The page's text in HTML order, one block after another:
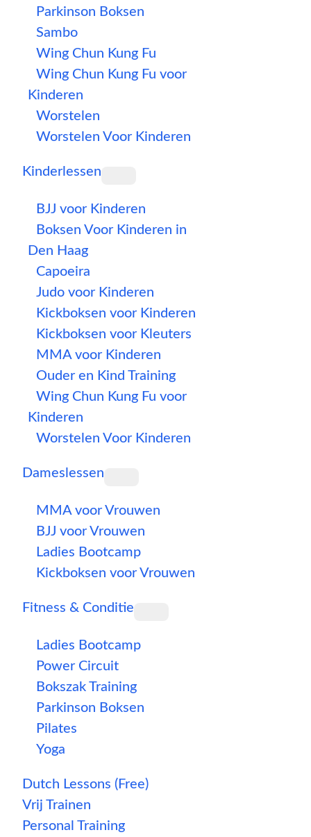
Parkinson Boksen
Sambo
Wing Chun Kung Fu
Wing Chun Kung Fu voor
Kinderen
Worstelen
Worstelen Voor Kinderen
Kinderlessen
BJJ voor Kinderen
Boksen Voor Kinderen in
Den Haag
Capoeira
Judo voor Kinderen
Kickboksen voor Kinderen
Kickboksen voor Kleuters
MMA voor Kinderen
Ouder en Kind Training
Wing Chun Kung Fu voor
Kinderen
Worstelen Voor Kinderen
Dameslessen
MMA voor Vrouwen
BJJ voor Vrouwen
Ladies Bootcamp
Kickboksen voor Vrouwen
Fitness & Conditie
Ladies Bootcamp
Power Circuit
Bokszak Training
Parkinson Boksen
Pilates
Yoga
Dutch Lessons (Free)
Vrij Trainen
Personal Training